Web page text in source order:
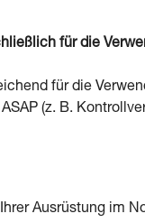
für die
für die
(z. B.
Ausrüstung im